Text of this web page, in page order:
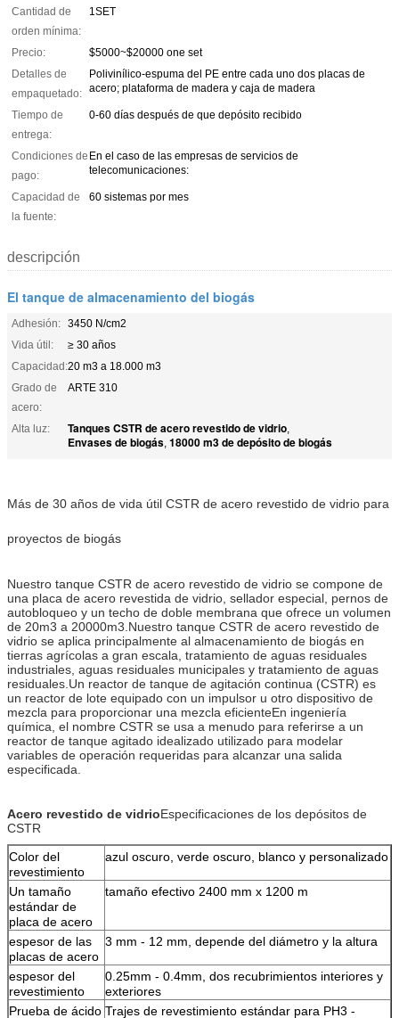
Cantidad de
orden mínima:
1SET
Precio:
$5000~$20000 one set
Detalles de
empaquetado:
Polivinílico-espuma del PE entre cada uno dos placas de
acero; plataforma de madera y caja de madera
Tiempo de
entrega:
0-60 días después de que depósito recibido
Condiciones de
pago:
En el caso de las empresas de servicios de
telecomunicaciones:
Capacidad de
la fuente:
60 sistemas por mes
descripción
El tanque de almacenamiento del biogás
Adhesión: 3450 N/cm2
Vida útil:
≥ 30 años
Capacidad:20 m3 a 18.000 m3
Grado de
acero:
ARTE 310
Alta luz: Tanques CSTR de acero revestido de vidrio,
Envases de biogás, 18000 m3 de depósito de biogás
Más de 30 años de vida útil CSTR de acero revestido de vidrio para
proyectos de biogás
Nuestro tanque CSTR de acero revestido de vidrio se compone de
una placa de acero revestida de vidrio, sellador especial, pernos de
autobloqueo y un techo de doble membrana que ofrece un volumen
de 20m3 a 20000m3.Nuestro tanque CSTR de acero revestido de
vidrio se aplica principalmente al almacenamiento de biogás en
tierras agrícolas a gran escala, tratamiento de aguas residuales
industriales, aguas residuales municipales y tratamiento de aguas
residuales.Un reactor de tanque de agitación continua (CSTR) es
un reactor de lote equipado con un impulsor u otro dispositivo de
mezcla para proporcionar una mezcla eficienteEn ingeniería
química, el nombre CSTR se usa a menudo para referirse a un
reactor de tanque agitado idealizado utilizado para modelar
variables de operación requeridas para alcanzar una salida
especificada.
Acero revestido de vidrioEspecificaciones de los depósitos de
CSTR
Color del
revestimiento
azul oscuro, verde oscuro, blanco y personalizado
Un tamaño
estándar de
placa de acero
tamaño efectivo 2400 mm x 1200 m
espesor de las
placas de acero
3 mm - 12 mm, depende del diámetro y la altura
espesor del
revestimiento
0.25mm - 0.4mm, dos recubrimientos interiores y
exteriores
Prueba de ácido Trajes de revestimiento estándar para PH3 -